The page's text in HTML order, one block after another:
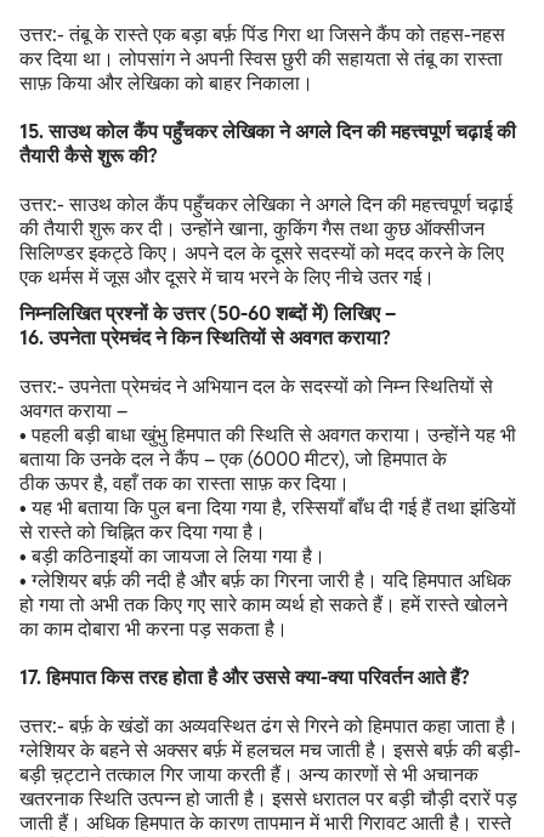
उत्तर:- तंबू के रास्ते एक बड़ा बर्फ़ पिंड गिरा था जिसने कैंप को तहस-नहस
कर दिया था। लोपसांग ने अपनी स्विस छुरी की सहायता से तंबू का रास्ता
साफ़ किया और लेखिका को बाहर निकाला।
15. साउथ कोल कैंप पहुँचकर लेखिका ने अगले दिन की महत्त्वपूर्ण चढ़ाई की
तैयारी कैसे शुरू की?
उत्तर:- साउथ कोल कैंप पहुँचकर लेखिका ने अगले दिन की महत्त्वपूर्ण चढ़ाई
की तैयारी शुरू कर दी। उन्होंने खाना, कुकिंग गैस तथा कुछ ऑक्सीजन
सिलिण्डर इकट्ठे किए। अपने दल के दूसरे सदस्यों को मदद करने के लिए
एक थर्मस में जूस और दूसरे में चाय भरने के लिए नीचे उतर गई।
निम्नलिखित प्रश्नों के उत्तर (50-60 शब्दों में) लिखिए –
16. उपनेता प्रेमचंद ने किन स्थितियों से अवगत कराया?
उत्तर:- उपनेता प्रेमचंद ने अभियान दल के सदस्यों को निम्न स्थितियों से
अवगत कराया –
• पहली बड़ी बाधा खुंभु हिमपात की स्थिति से अवगत कराया। उन्होंने यह भी
बताया कि उनके दल ने कैंप – एक (6000 मीटर), जो हिमपात के
ठीक ऊपर है, वहाँ तक का रास्ता साफ़ कर दिया।
• यह भी बताया कि पुल बना दिया गया है, रस्सियाँ बाँध दी गई हैं तथा झंडियों
से रास्ते को चिह्नित कर दिया गया है।
• बड़ी कठिनाइयों का जायजा ले लिया गया है।
• ग्लेशियर बर्फ़ की नदी है और बर्फ़ का गिरना जारी है। यदि हिमपात अधिक
हो गया तो अभी तक किए गए सारे काम व्यर्थ हो सकते हैं। हमें रास्ते खोलने
का काम दोबारा भी करना पड़ सकता है।
17. हिमपात किस तरह होता है और उससे क्या-क्या परिवर्तन आते हैं?
उत्तर:- बर्फ़ के खंडों का अव्यवस्थित ढंग से गिरने को हिमपात कहा जाता है।
ग्लेशियर के बहने से अक्सर बर्फ़ में हलचल मच जाती है। इससे बर्फ़ की बड़ी-
बड़ी च़ट्टाने तत्काल गिर जाया करती हैं। अन्य कारणों से भी अचानक
खतरनाक स्थिति उत्पन्न हो जाती है। इससे धरातल पर बड़ी चौड़ी दरारें पड़
जाती हैं। अधिक हिमपात के कारण तापमान में भारी गिरावट आती है। रास्ते